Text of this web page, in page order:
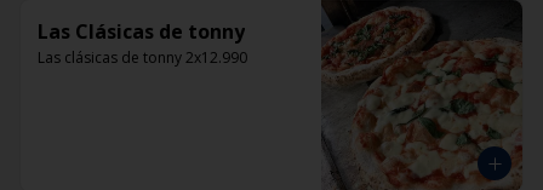
Las Clásicas de tonny
Las clásicas de tonny 2x12.990